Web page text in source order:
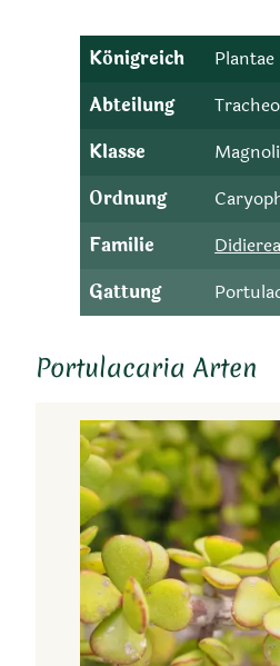
Königreich
Abteilung
Klasse
Ordnung
Familie
Gattung
Portulacaria Arten